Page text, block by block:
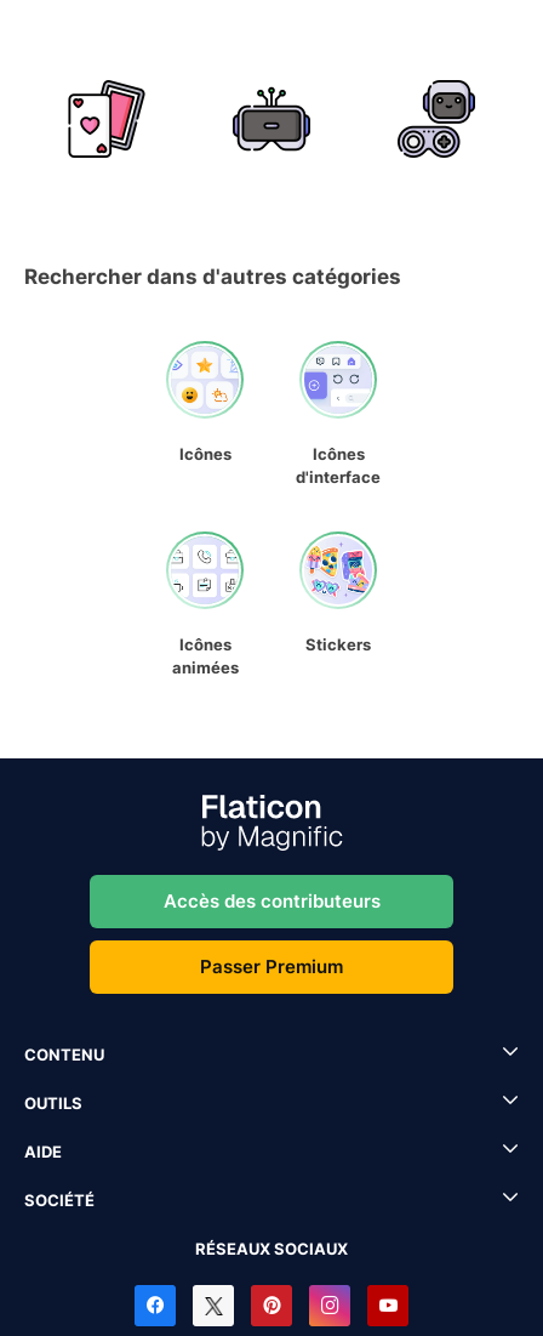
Rechercher dans d'autres catégories
Icônes
Icônes
d'interface
Icônes
animées
Stickers
Accès des contributeurs
Passer Premium
CONTENU
OUTILS
AIDE
SOCIÉTÉ
RÉSEAUX SOCIAUX